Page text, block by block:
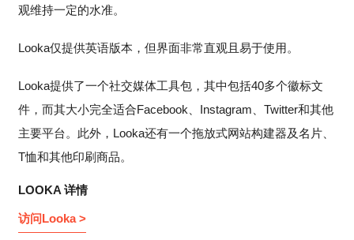
观维持一定的水准。
Looka仅提供英语版本，但界面非常直观且易于使用。
Looka提供了一个社交媒体工具包，其中包括40多个徽标文
件，而其大小完全适合Facebook、Instagram、Twitter和其他
主要平台。此外，Looka还有一个拖放式网站构建器及名片、
T恤和其他印刷商品。
LOOKA 详情
访问Looka >